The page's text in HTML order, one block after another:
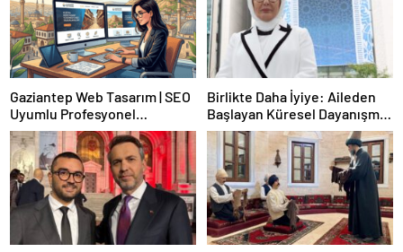
Gaziantep Web Tasarım | SEO
Uyumlu Profesyonel
Çözümler
Birlikte Daha İyiye: Aileden
Başlayan Küresel Dayanışma
Yan Etkinliği (BM 80. Genel
Kurulu)